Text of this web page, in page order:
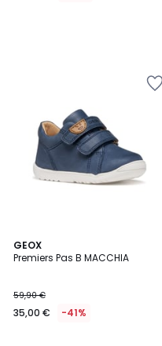
GEOX
Premiers Pas B MACCHIA
59,90 €
35,00 € -41%
2
Couleurs